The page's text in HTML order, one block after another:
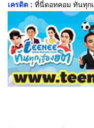
เครดิต : ที่นี่ดอทคอม ทันทุก